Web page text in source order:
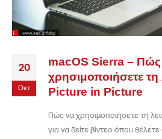
20
Οκτ
macOS Sierra –
χρησιμοποιήσετε τη
Picture in Picture
Πώς να χρησιμοποιήσετε τη
για να δείτε βίντεο όπου